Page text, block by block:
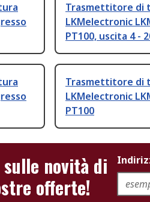
Trasmettitore di
LKMelectronic
PT100, uscita 4 -
Trasmettitore di
LKMelectronic
PT100
novità di
offerte!